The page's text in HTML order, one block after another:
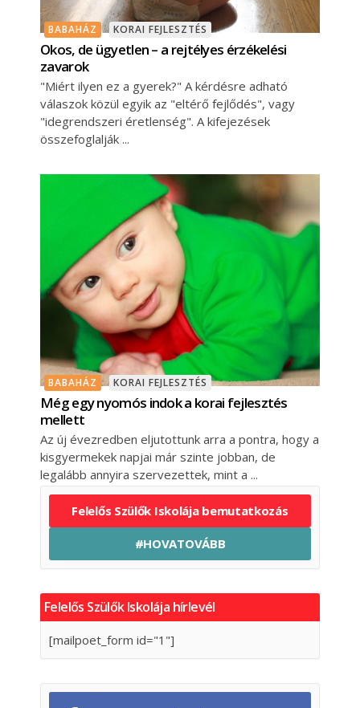
BABAHÁZ KORAI FEJLESZTÉS
Okos, de ügyetlen – a rejtélyes érzékelési
zavarok
"Miért ilyen ez a gyerek?" A kérdésre adható
válaszok közül egyik az "eltérő fejlődés", vagy
"idegrendszeri éretlenség". A kifejezések
összefoglalják
BABAHÁZ KORAI FEJLESZTÉS
Még egy nyomós indok a korai fejlesztés
mellett
Az új évezredben eljutottunk arra a pontra, hogy a
kisgyermekek napjai már szinte jobban, de
legalább annyira szervezettek, mint a
Felelős Szülők Iskolája bemutatkozás
#HOVATOVÁBB
Felelős Szülők Iskolája hírlevél
[mailpoet_form id="1"]